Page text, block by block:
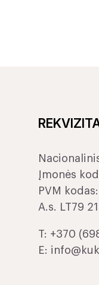
Įmonės
PVM
A.s. LT79
T: +370
E: